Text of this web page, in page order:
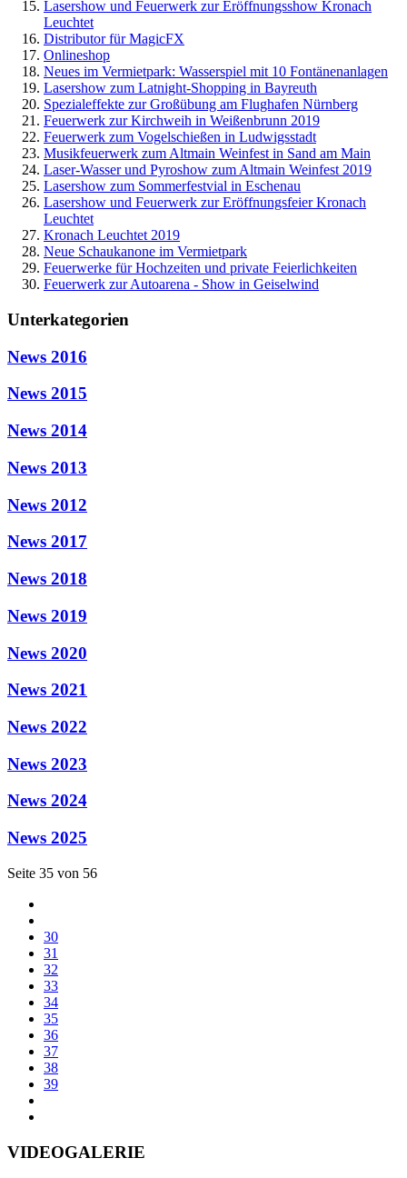
Lasershow und Feuerwerk zur Eröffnungsshow Kronach
Leuchtet
Distributor für MagicFX
Onlineshop
Neues im Vermietpark: Wasserspiel mit 10 Fontänenanlagen
Lasershow zum Latnight-Shopping in Bayreuth
Spezialeffekte zur Großübung am Flughafen Nürnberg
Feuerwerk zur Kirchweih in Weißenbrunn 2019
Feuerwerk zum Vogelschießen in Ludwigsstadt
Musikfeuerwerk zum Altmain Weinfest in Sand am Main
Laser-Wasser und Pyroshow zum Altmain Weinfest 2019
Lasershow zum Sommerfestvial in Eschenau
Lasershow und Feuerwerk zur Eröffnungsfeier Kronach
Leuchtet
Kronach Leuchtet 2019
Neue Schaukanone im Vermietpark
Feuerwerke für Hochzeiten und private Feierlichkeiten
Feuerwerk zur Autoarena - Show in Geiselwind
Unterkategorien
News 2016
News 2015
News 2014
News 2013
News 2012
News 2017
News 2018
News 2019
News 2020
News 2021
News 2022
News 2023
News 2024
News 2025
Seite 35 von 56
30
31
32
33
34
35
36
37
38
39
VIDEOGALERIE